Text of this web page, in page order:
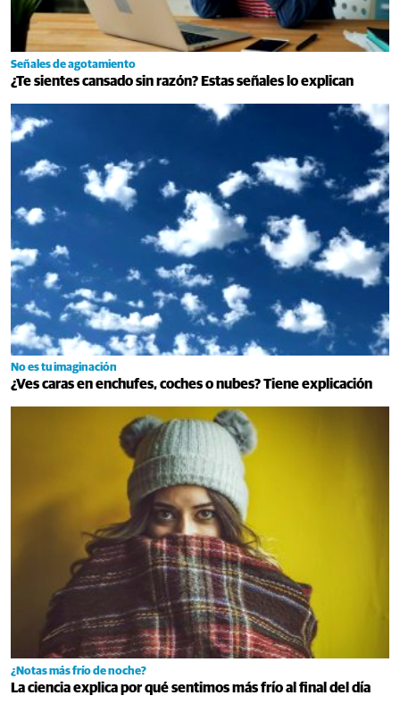
Señales de agotamiento
¿Te sientes cansado sin razón? Estas señales lo explican
No es tu imaginación
¿Ves caras en enchufes, coches o nubes? Tiene explicación
¿Notas más frío de noche?
La ciencia explica por qué sentimos más frío al final del día